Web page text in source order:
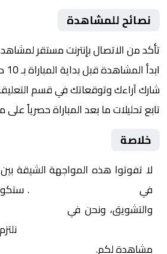
نصائح للمشاهدة
تأكد من الاتصال بإنترنت مستقر
ابدأ المشاهدة قبل بداية المباراة بـ 10 دقائق
شارك آراءك وتوقعاتك في قسم
تابع تحليلات ما بعد المباراة حصرياً على
خلاصة
لا تفوتوا هذه المواجهة الشيقة بين
في
.
والتشويق، ونحن في
مشاهدة لكم.